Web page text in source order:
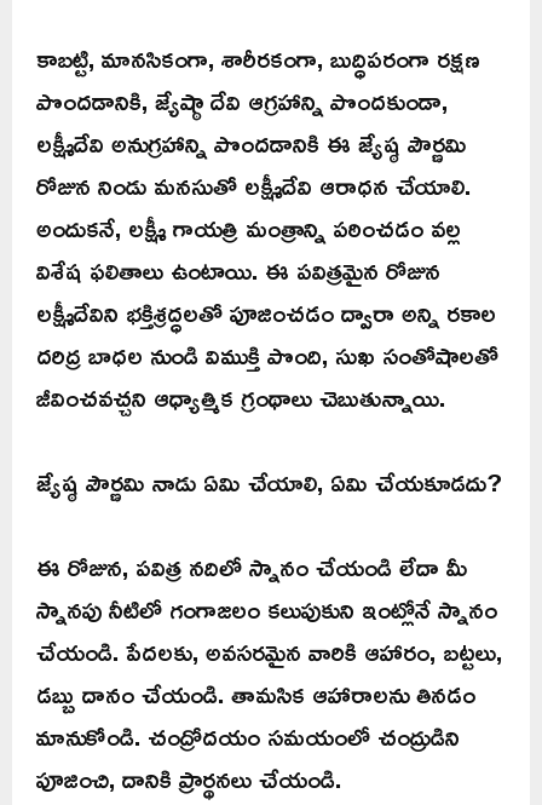
కాబట్టి, మానసికంగా, శారీరకంగా, బుద్ధిపరంగా రక్షణ
పొందడానికి, జ్యేష్ఠా దేవి ఆగ్రహాన్ని పొందకుండా,
లక్ష్మీదేవి అనుగ్రహాన్ని పొందడానికి ఈ జ్యేష్ఠ పౌర్ణమి
రోజున నిండు మనసుతో లక్ష్మీదేవి ఆరాధన చేయాలి.
అందుకనే, లక్ష్మీ గాయత్రి మంత్రాన్ని పఠించడం వల్ల
విశేష ఫలితాలు ఉంటాయి. ఈ పవిత్రమైన రోజున
లక్ష్మీదేవిని భక్తిశ్రద్ధలతో పూజించడం ద్వారా అన్ని రకాల
దరిద్ర బాధల నుండి విముక్తి పొంది, సుఖ సంతోషాలతో
జీవించవచ్చని ఆధ్యాత్మిక గ్రంథాలు చెబుతున్నాయి.
జ్యేష్ఠ పౌర్ణమి నాడు ఏమి చేయాలి, ఏమి చేయకూడదు?
ఈ రోజున, పవిత్ర నదిలో స్నానం చేయండి లేదా మీ
స్నానపు నీటిలో గంగాజలం కలుపుకుని ఇంట్లోనే స్నానం
చేయండి. పేదలకు, అవసరమైన వారికి ఆహారం, బట్టలు,
డబ్బు దానం చేయండి. తామసిక ఆహారాలను తినడం
మానుకోండి. చంద్రోదయం సమయంలో చంద్రుడిని
పూజించి, దానికి ప్రార్థనలు చేయండి.